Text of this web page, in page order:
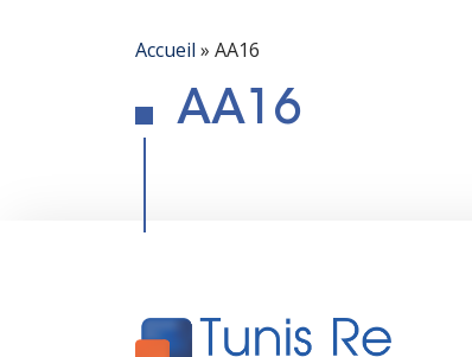
Accueil » AA16
AA16